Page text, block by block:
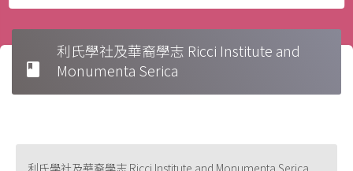
book
利氏學社及華裔學志 Ricci Institute and
Monumenta Serica
利氏學社及華裔學志 Ricci Institute and Monumenta Serica